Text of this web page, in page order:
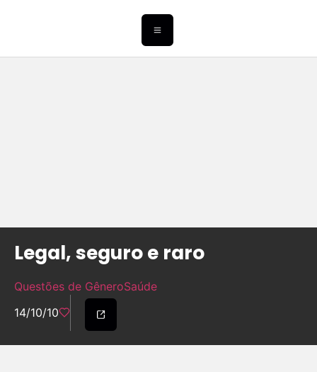
Legal, seguro e raro
Questões de GêneroSaúde
14/10/10